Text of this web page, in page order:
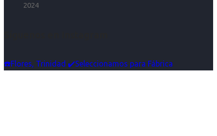
2024
☎️Flores, Trinidad ✔️Seleccionamos para Fábrica